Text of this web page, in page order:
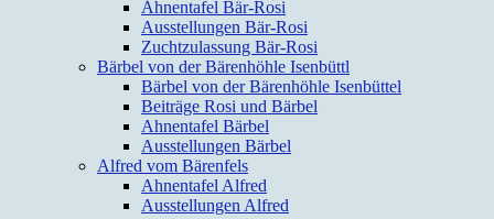
Ahnentafel Bär-Rosi
Ausstellungen Bär-Rosi
Zuchtzulassung Bär-Rosi
Bärbel von der Bärenhöhle Isenbüttl
Bärbel von der Bärenhöhle Isenbüttel
Beiträge Rosi und Bärbel
Ahnentafel Bärbel
Ausstellungen Bärbel
Alfred vom Bärenfels
Ahnentafel Alfred
Ausstellungen Alfred